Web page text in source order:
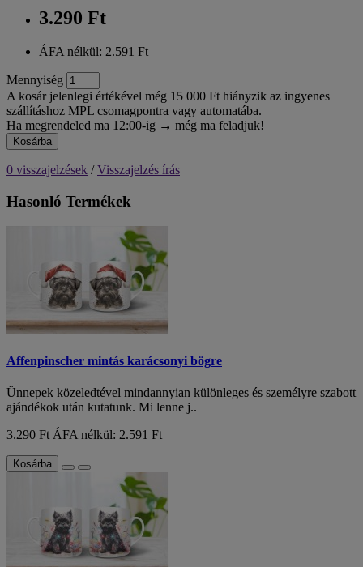
3.290 Ft
ÁFA nélkül: 2.591 Ft
Mennyiség
A kosár jelenlegi értékével még 15 000 Ft hiányzik az ingyenes
szállításhoz MPL csomagpontra vagy automatába.
Ha megrendeled ma 12:00-ig → még ma feladjuk!
Kosárba
0 visszajelzések /Visszajelzés írás
Hasonló Termékek
Affenpinscher mintás karácsonyi bögre
Ünnepek közeledtével mindannyian különleges és személyre szabott
ajándékok után kutatunk. Mi lenne j..
3.290 Ft ÁFA nélkül: 2.591 Ft
Kosárba